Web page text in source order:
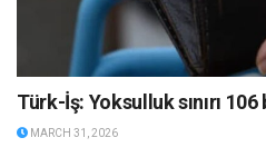
Türk-İş: Yoksulluk sınırı
MARCH 31, 2026